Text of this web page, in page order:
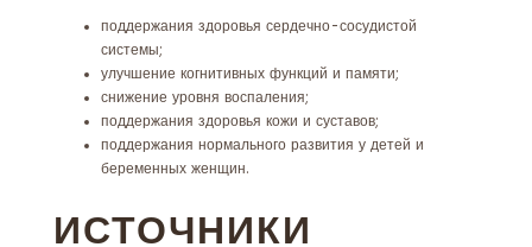
поддержания здоровья сердечно-сосудистой
системы;
улучшение когнитивных функций и памяти;
снижение уровня воспаления;
поддержания здоровья кожи и суставов;
поддержания нормального развития у детей и
беременных женщин.
ИСТОЧНИКИ